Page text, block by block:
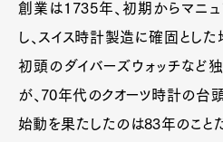
創業は1735年、初期からマニ
し、スイス時計製造に確固とし
初頭のダイバーズウォッチなど
が、70年代のクオーツ時計の台
始動を果たしたのは83年のことだ